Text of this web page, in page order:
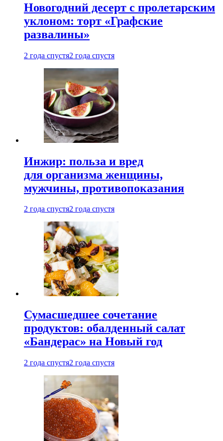
Новогодний десерт с пролетарским
уклоном: торт «Графские
развалины»
2 года спустя2 года спустя
Инжир: польза и вред
для организма женщины,
мужчины, противопоказания
2 года спустя2 года спустя
Сумасшедшее сочетание
продуктов: обалденный салат
«Бандерас» на Новый год
2 года спустя2 года спустя